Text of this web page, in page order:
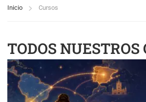
Inicio Cursos
TODOS NUESTROS